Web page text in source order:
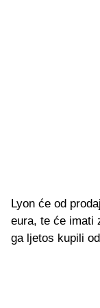
Lyon će od
eura, te će imati
ga ljetos kupili